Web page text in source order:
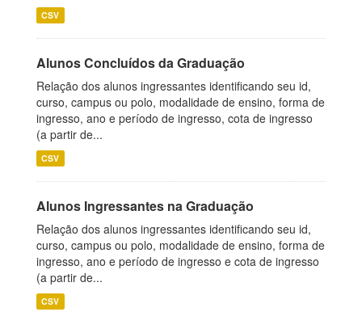
CSV
Alunos Concluídos da Graduação
Relação dos alunos ingressantes identificando seu id,
curso, campus ou polo, modalidade de ensino, forma de
ingresso, ano e período de ingresso, cota de ingresso
(a partir de...
CSV
Alunos Ingressantes na Graduação
Relação dos alunos ingressantes identificando seu id,
curso, campus ou polo, modalidade de ensino, forma de
ingresso, ano e período de ingresso e cota de ingresso
(a partir de...
CSV